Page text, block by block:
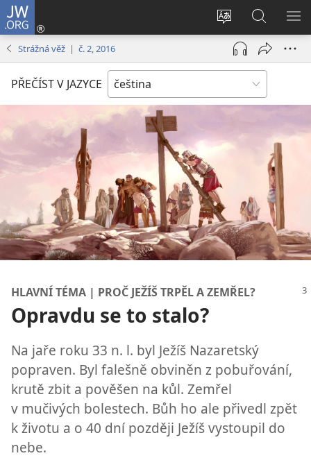
JW.ORG
Změnit
jazyk
stránek
Přihlásit
se
(otevřeno
okno)
Hledat
na
JW.ORG
Strážná věž | č. 2, 2016
PŘEČÍST V JAZYCE
HLAVNÍ TÉMA | PROČ JEŽÍŠ TRPĚL A ZEMŘEL?
Opravdu se to stalo?
Na jaře roku 33 n. l. byl Ježíš Nazaretský
popraven. Byl falešně obviněn z pobuřování,
krutě zbit a pověšen na kůl. Zemřel
v mučivých bolestech. Bůh ho ale přivedl zpět
k životu a o 40 dní později Ježíš vystoupil do
nebe.